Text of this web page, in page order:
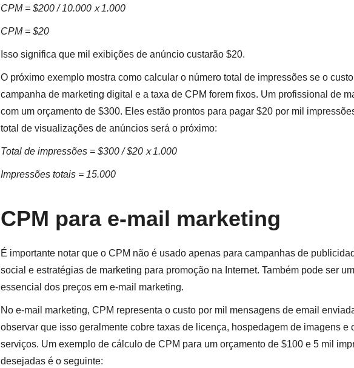
CPM = $200 / 10.000 х 1.000
CPM = $20
Isso significa que mil exibições de anúncio custarão $20.
O próximo exemplo mostra como calcular o número total de impressões se o
campanha de marketing digital e a taxa de CPM forem fixos. Um profissional de
com um orçamento de $300. Eles estão prontos para pagar $20 por mil
total de visualizações de anúncios será o próximo:
Total de impressões = $300 / $20 х 1.000
Impressões totais = 15.000
CPM para e-mail marketing
É importante notar que o CPM não é usado apenas para campanhas de
social e estratégias de marketing para promoção na Internet. Também pode ser
essencial dos preços em e-mail marketing.
No e-mail marketing, CPM representa o custo por mil mensagens de email
observar que isso geralmente cobre taxas de licença, hospedagem de imagens e
serviços. Um exemplo de cálculo de CPM para um orçamento de $100 e 5 mil
desejadas é o seguinte: